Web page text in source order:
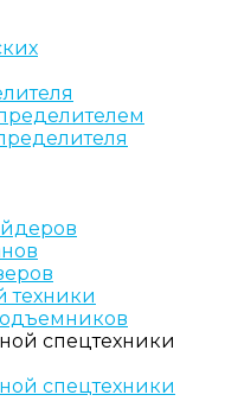
техники
спецтехники
спецтехники